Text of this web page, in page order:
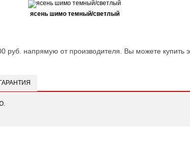
ясень шимо темный/светлый
напрямую от производителя. Вы можете купить
ГАРАНТИЯ